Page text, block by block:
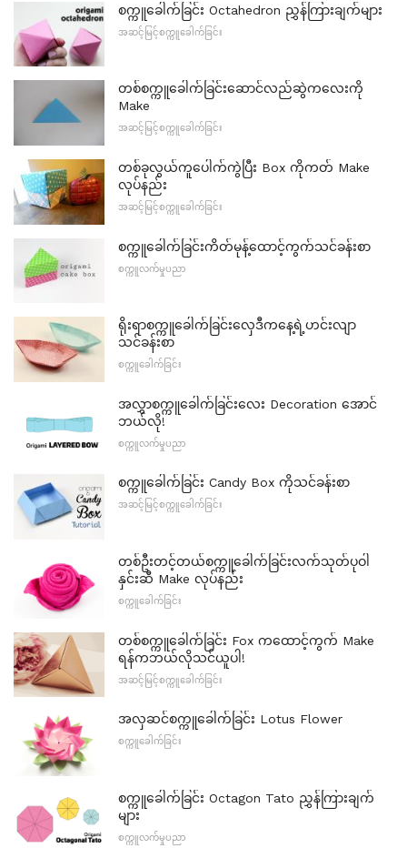
စက္ကူခေါက်ခြင်း Octahedron ညွှန်ကြားချက်များ
အဆင့်မြင့်စက္ကူခေါက်ခြင်း
တစ်စက္ကူခေါက်ခြင်းဆောင်လည်ဆွဲကလေးကို
Make
အဆင့်မြင့်စက္ကူခေါက်ခြင်း
တစ်ခုလွယ်ကူပေါက်ကွဲပြီး Box ကိုကတ် Make
လုပ်နည်း
အဆင့်မြင့်စက္ကူခေါက်ခြင်း
စက္ကူခေါက်ခြင်းကိတ်မုန့်ထောင့်ကွက်သင်ခန်းစာ
စက္ကူလက်မှုပညာ
ရိုးရာစက္ကူခေါက်ခြင်းလှေဒီကနေ့ရဲ့ဟင်းလျာ
သင်ခန်းစာ
စက္ကူခေါက်ခြင်း
အလွှာစက္ကူခေါက်ခြင်းလေး Decoration အောင်
ဘယ်လို!
စက္ကူလက်မှုပညာ
စက္ကူခေါက်ခြင်း Candy Box ကိုသင်ခန်းစာ
အဆင့်မြင့်စက္ကူခေါက်ခြင်း
တစ်ဦးတင့်တယ်စက္ကူခေါက်ခြင်းလက်သုတ်ပုဝါ
နှင်းဆီ Make လုပ်နည်း
စက္ကူခေါက်ခြင်း
တစ်စက္ကူခေါက်ခြင်း Fox ကထောင့်ကွက် Make
ရန်ကဘယ်လိုသင်ယူပါ!
အဆင့်မြင့်စက္ကူခေါက်ခြင်း
အလှဆင်စက္ကူခေါက်ခြင်း Lotus Flower
စက္ကူခေါက်ခြင်း
စက္ကူခေါက်ခြင်း Octagon Tato ညွှန်ကြားချက်
များ
စက္ကူလက်မှုပညာ